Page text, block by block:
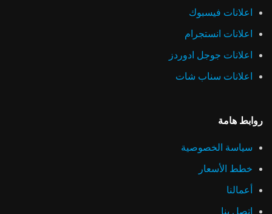
اعلانات فيسبوك
اعلانات انستجرام
اعلانات جوجل ادوردز
اعلانات سناب شات
روابط هامة
سياسة الخصوصية
خطط الأسعار
أعمالنا
اتصل بنا